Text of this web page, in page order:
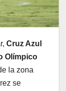
Cruz Azul
Olímpico
la zona
se